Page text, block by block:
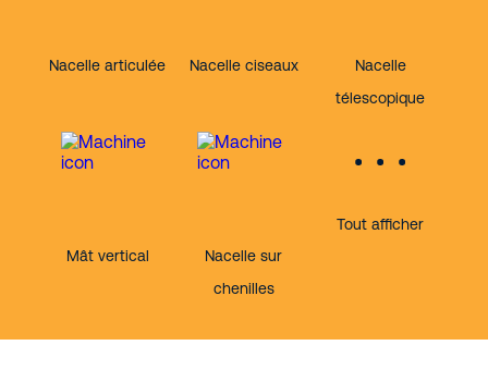
Nacelle articulée Nacelle ciseaux
Nacelle
télescopique
Mât vertical
Nacelle sur
chenilles
Tout afficher